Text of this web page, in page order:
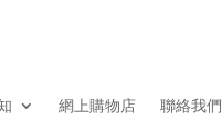
網上購物店
聯絡我們